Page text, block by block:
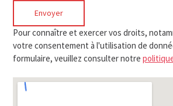
Pour connaître et exercer vos droits,
votre consentement à l'utilisation de
formulaire, veuillez consulter notre